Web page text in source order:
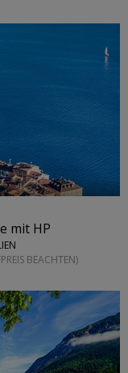
mit HP
BEACHTEN)